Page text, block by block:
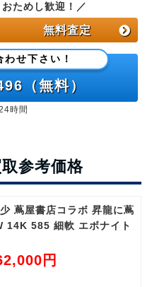
ためし歓迎！／
無料査定
せ下さい！
（無料）
時間
参考価格
蔦屋書店コラボ 昇龍に蔦
14K 585 細軟 エボナイト
円